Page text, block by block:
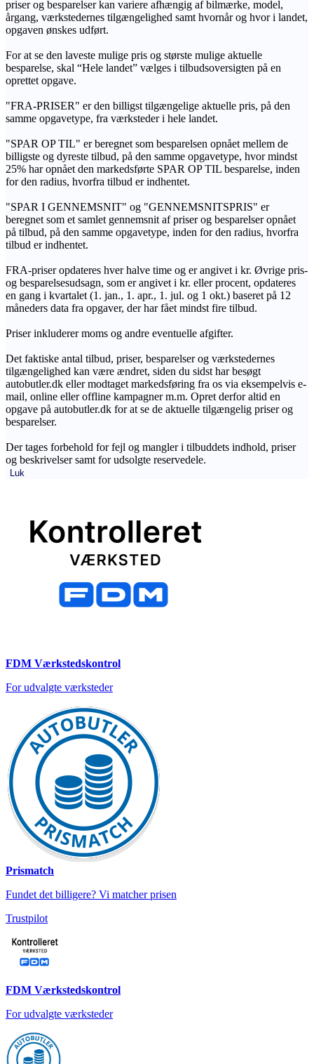
priser og besparelser kan variere afhængig af bilmærke, model,
årgang, værkstedernes tilgængelighed samt hvornår og hvor i landet,
opgaven ønskes udført.
For at se den laveste mulige pris og største mulige aktuelle
besparelse, skal “Hele landet” vælges i tilbudsoversigten på en
oprettet opgave.
"FRA-PRISER" er den billigst tilgængelige aktuelle pris, på den
samme opgavetype, fra værksteder i hele landet.
"SPAR OP TIL" er beregnet som besparelsen opnået mellem de
billigste og dyreste tilbud, på den samme opgavetype, hvor mindst
25% har opnået den markedsførte SPAR OP TIL besparelse, inden
for den radius, hvorfra tilbud er indhentet.
"SPAR I GENNEMSNIT" og "GENNEMSNITSPRIS" er
beregnet som et samlet gennemsnit af priser og besparelser opnået
på tilbud, på den samme opgavetype, inden for den radius, hvorfra
tilbud er indhentet.
FRA-priser opdateres hver halve time og er angivet i kr. Øvrige pris-
og besparelsesudsagn, som er angivet i kr. eller procent, opdateres
en gang i kvartalet (1. jan., 1. apr., 1. jul. og 1 okt.) baseret på 12
måneders data fra opgaver, der har fået mindst fire tilbud.
Priser inkluderer moms og andre eventuelle afgifter.
Det faktiske antal tilbud, priser, besparelser og værkstedernes
tilgængelighed kan være ændret, siden du sidst har besøgt
autobutler.dk eller modtaget markedsføring fra os via eksempelvis e-
mail, online eller offline kampagner m.m. Opret derfor altid en
opgave på autobutler.dk for at se de aktuelle tilgængelig priser og
besparelser.
Der tages forbehold for fejl og mangler i tilbuddets indhold, priser
og beskrivelser samt for udsolgte reservedele.
Luk
FDM Værkstedskontrol
For udvalgte værksteder
Prismatch
Fundet det billigere? Vi matcher prisen
Trustpilot
FDM Værkstedskontrol
For udvalgte værksteder